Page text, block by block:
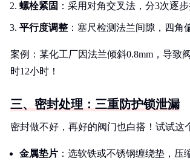
螺栓紧固 ：采用对角交叉法，分3次逐
平行度调整 ：塞尺检测法兰间隙，四角
案例：某化工厂因法兰倾斜0.8mm，导致
时12小时！
三、密封处理：三重防护锁泄漏
密封做不好，再好的阀门也白搭！试试这
金属垫片 ：选软铁或不锈钢缠绕垫，压